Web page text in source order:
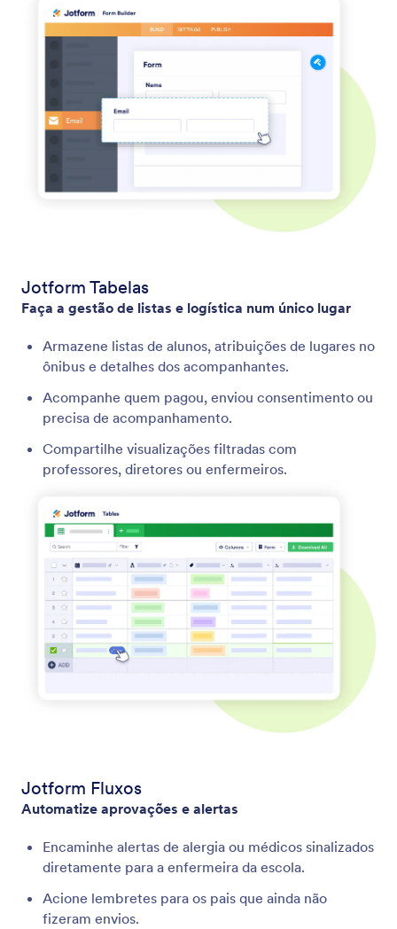
Jotform Tabelas
Faça a gestão de listas e logística num único lugar
Armazene listas de alunos, atribuições de lugares no
ônibus e detalhes dos acompanhantes.
Acompanhe quem pagou, enviou consentimento ou
precisa de acompanhamento.
Compartilhe visualizações filtradas com
professores, diretores ou enfermeiros.
Jotform Fluxos
Automatize aprovações e alertas
Encaminhe alertas de alergia ou médicos sinalizados
diretamente para a enfermeira da escola.
Acione lembretes para os pais que ainda não
fizeram envios.